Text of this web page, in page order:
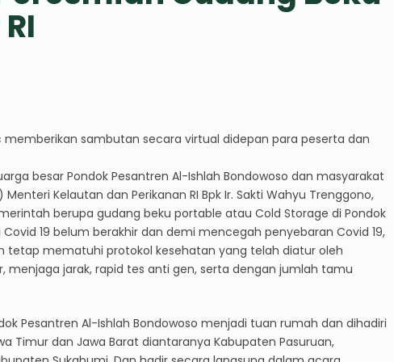
memberikan sambutan secara virtual didepan para peserta dan
besar Pondok Pesantren Al-Ishlah Bondowoso dan masyarakat
Kelautan dan Perikanan RI Bpk Ir. Sakti Wahyu Trenggono,
berupa gudang beku portable atau Cold Storage di Pondok
19 belum berakhir dan demi mencegah penyebaran Covid 19,
tetap mematuhi protokol kesehatan yang telah diatur oleh
jarak, rapid tes anti gen, serta dengan jumlah tamu
Pesantren Al-Ishlah Bondowoso menjadi tuan rumah dan dihadiri
Timur dan Jawa Barat diantaranya Kabupaten Pasuruan,